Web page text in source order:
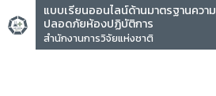
แบบเรียนออนไลน์ด้านมาตรฐานความ
ปลอดภัยห้องปฏิบัติการ
สำนักงานการวิจัยแห่งชาติ